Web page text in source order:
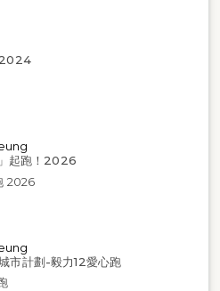
2024
」起跑！2026
2026
市計劃-毅力12愛心跑